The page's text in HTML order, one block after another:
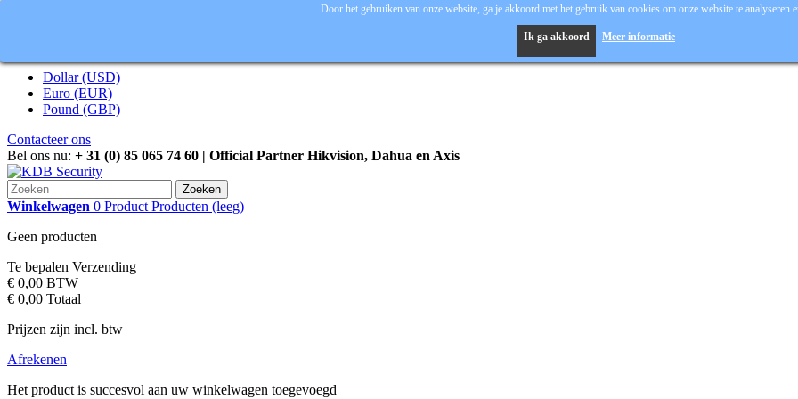
Dollar (USD)
Euro (EUR)
Pound (GBP)
Contacteer ons
Bel ons nu: + 31 (0) 85 065 74 60 | Official Partner Hikvision, Dahua en Axis
Zoeken
Winkelwagen 0 Product Producten (leeg)
Geen producten
Te bepalen Verzending
€ 0,00 BTW
€ 0,00 Totaal
Prijzen zijn incl. btw
Afrekenen
Het product is succesvol aan uw winkelwagen toegevoegd
Door het gebruiken van onze website, ga je akkoord met het gebruik van cookies om onze website te analyseren
Ik ga akkoord Meer informatie